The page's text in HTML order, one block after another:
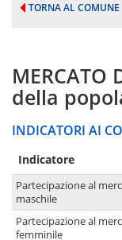
TORNA AL COMUNE
MERCATO
della
INDICATORI AI
Indicatore
Partecipazione al
maschile
Partecipazione al
femminile